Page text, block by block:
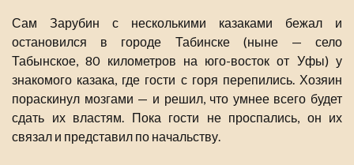
Сам Зарубин с несколькими казаками бежал и
остановился в городе Табинске (ныне — село
Табынское, 80 километров на юго-восток от Уфы) у
знакомого казака, где гости с горя перепились. Хозяин
пораскинул мозгами — и решил, что умнее всего будет
сдать их властям. Пока гости не проспались, он их
связал и представил по начальству.